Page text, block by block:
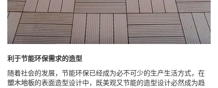
利于节能环保需求的造型
随着社会的发展，节能环保已经成为必不可少的生产生活方式，在
塑木地板的表面造型设计中，既美观又节能的造型设计必然成为趋